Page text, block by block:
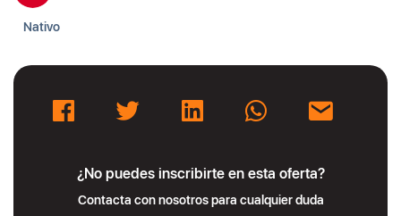
Nativo
¿No puedes inscribirte en esta oferta?
Contacta con nosotros para cualquier duda